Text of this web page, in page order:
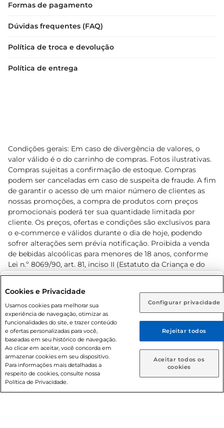
Rio de Janeiro (RJ) Goiás (GO)
Ou
Caso queira comprar online, informe como deseja receber
suas compras:
Entrega em casa Retire em Loja
Formas de pagamento
Dúvidas frequentes (FAQ)
Política de troca e devolução
Política de entrega
Condições gerais: Em caso de divergência de valores, o
valor válido é o do carrinho de compras. Fotos ilustrativas.
Compras sujeitas a confirmação de estoque. Compras
podem ser canceladas em caso de suspeita de fraude. A fim
de garantir o acesso de um maior número de clientes as
nossas promoções, a compra de produtos com preços
promocionais poderá ter sua quantidade limitada por
cliente. Os preços, ofertas e condições são exclusivos para
o e-commerce e válidos durante o dia de hoje, podendo
sofrer alterações sem prévia notificação. Proibida a venda
de bebidas alcoólicas para menores de 18 anos, conforme
Lei n.º 8069/90, art. 81, inciso II (Estatuto da Criança e do
Adolescente). Preços e condições exclusivos para o
prévio. O valor mínimo para as compras on-line é de R$
80,00.
© 2026 Copyright. Todos os direitos
reservados Prezunic.
Cookies e Privacidade
Usamos cookies para melhorar sua
experiência de navegação, otimizar as
funcionalidades do site, e trazer conteúdo
e ofertas personalizadas para você,
baseadas em seu histórico de navegação.
Ao clicar em aceitar, você concorda em
armazenar cookies em seu dispositivo.
Para informações mais detalhadas a
respeito de cookies, consulte nossa
Política de Privacidade.
Configurar privacidade
Rejeitar todos
Aceitar todos os
cookies